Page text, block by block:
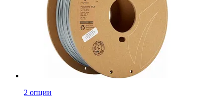
2 опции